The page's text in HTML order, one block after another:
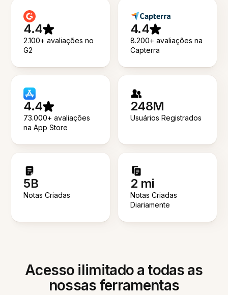
4.4
2.100+ avaliações no
G2
4.4
8.200+ avaliações na
Capterra
4.4
73.000+ avaliações
na App Store
248M
Usuários Registrados
5B
Notas Criadas
2 mi
Notas Criadas
Diariamente
Acesso ilimitado a todas as
nossas ferramentas